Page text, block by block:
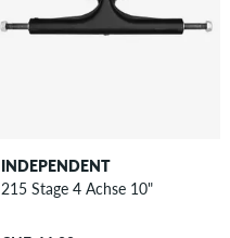
INDEPENDENT
215 Stage 4 Achse 10"